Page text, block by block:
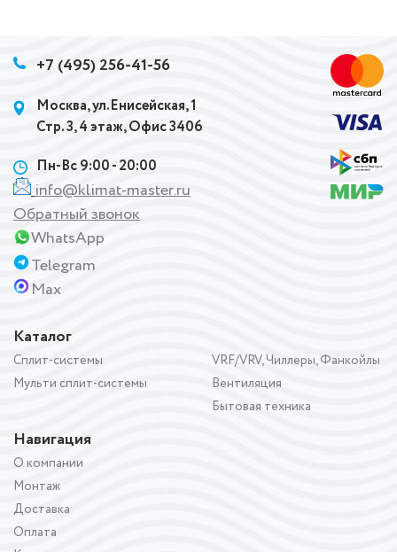
Каталог
Сплит-системы
Мульти сплит-системы
VRF/VRV, Чиллеры, Фанкойлы
Вентиляция
Бытовая техника
Навигация
О компании
Монтаж
Доставка
Оплата
+7 (495) 256-41-56
Москва, ул.Енисейская, 1
Стр. 3, 4 этаж, Офис 3406
Пн-Вс 9:00 - 20:00
info@klimat-master.ru
Обратный звонок
WhatsApp
Telegram
Max